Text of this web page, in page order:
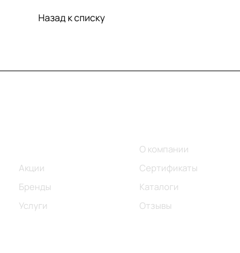
Назад к списку
Акции
Бренды
Услуги
О компании
Сертификаты
Каталоги
Отзывы